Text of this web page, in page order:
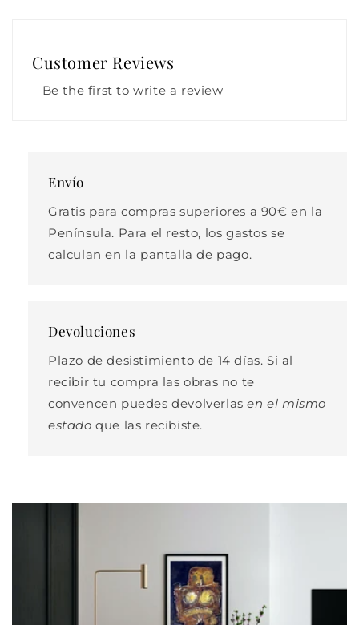
Customer Reviews
Be the first to write a review
Envío
Gratis para compras superiores a 90€ en la
Península. Para el resto, los gastos se
calculan en la pantalla de pago.
Devoluciones
Plazo de desistimiento de 14 días. Si al
recibir tu compra las obras no te
convencen puedes devolverlasen el mismo
estado que las recibiste.